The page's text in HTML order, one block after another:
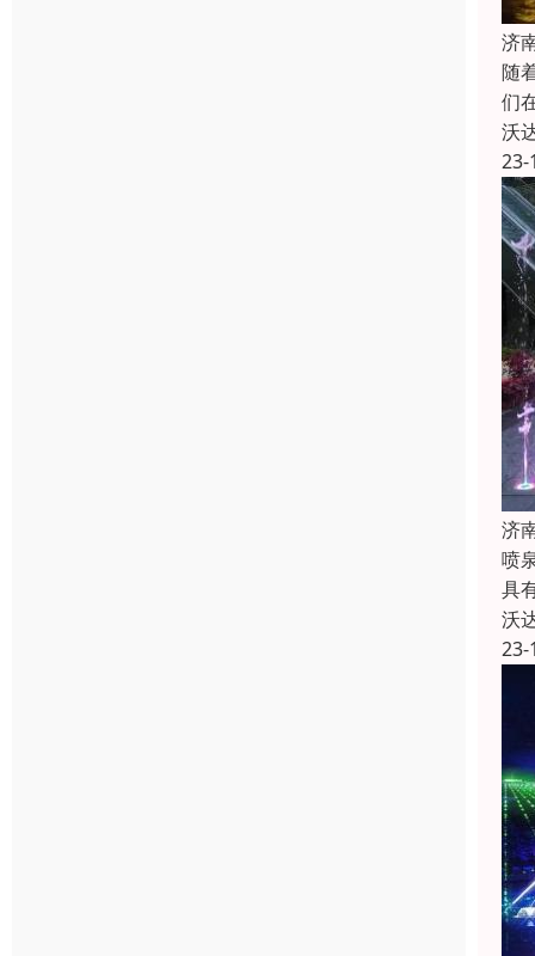
济
随
们
沃
23-
济
喷
具
沃
23-